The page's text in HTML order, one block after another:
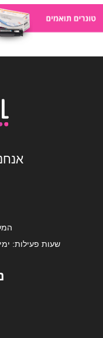
שעות פעילות: ימים א'-ה' 08:00-